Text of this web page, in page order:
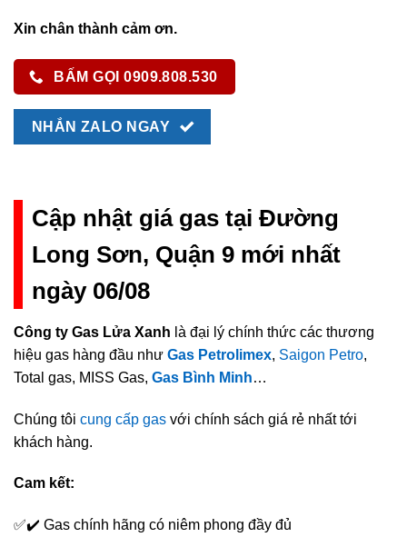
Xin chân thành cảm ơn.
BẤM GỌI 0909.808.530
NHẮN ZALO NGAY
Cập nhật giá gas tại Đường
Long Sơn, Quận 9 mới nhất
ngày 06/08
Công ty Gas Lửa Xanh là đại lý chính thức các thương
hiệu gas hàng đầu như Gas Petrolimex, Saigon Petro,
Total gas, MISS Gas, Gas Bình Minh…
Chúng tôi cung cấp gas với chính sách giá rẻ nhất tới
khách hàng.
Cam kết:
✅✔️ Gas chính hãng có niêm phong đầy đủ